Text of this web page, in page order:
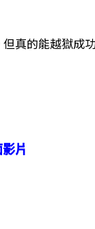
真的能越獄成
片